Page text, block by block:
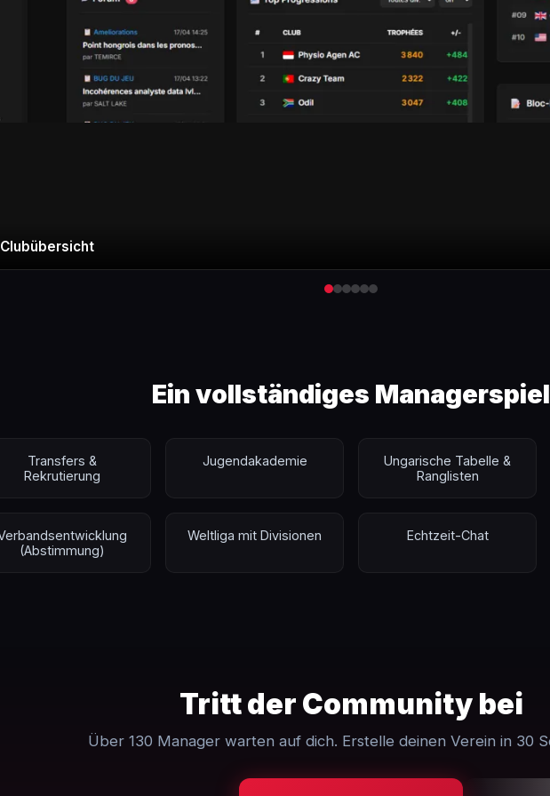
Stats & Spezialität
Ein vollständiges Managerspiel
Transfers &
Rekrutierung
Jugendakademie
Ungarische Tabelle &
Ranglisten
(Abstimmung)
Weltliga mit Divisionen Echtzeit-Chat
Tritt der Community bei
Über 130 Manager warten auf dich. Erstelle deinen Verein in 30